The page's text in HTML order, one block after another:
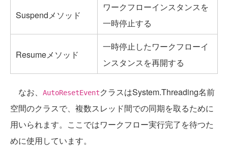
Suspendメソッド
ワークフローインスタンスを
一時停止する
Resumeメソッド
一時停止したワークフローイ
ンスタンスを再開する
なお、 AutoResetEventクラスはSystem.Threading名前
空間のクラスで、複数スレッド間での同期を取るために
用いられます。ここではワークフロー実行完了を待つた
めに使用しています。